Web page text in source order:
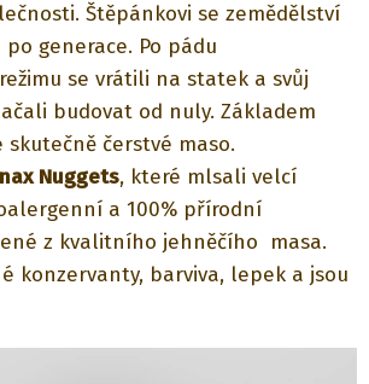
Štěpánkovi se zemědělství
generace. Po pádu
se vrátili na statek a svůj
budovat od nuly. Základem
skutečně čerstvé maso.
Nuggets, které mlsali velcí
a 100% přírodní
z kvalitního jehněčího masa.
konzervanty, barviva, lepek a jsou